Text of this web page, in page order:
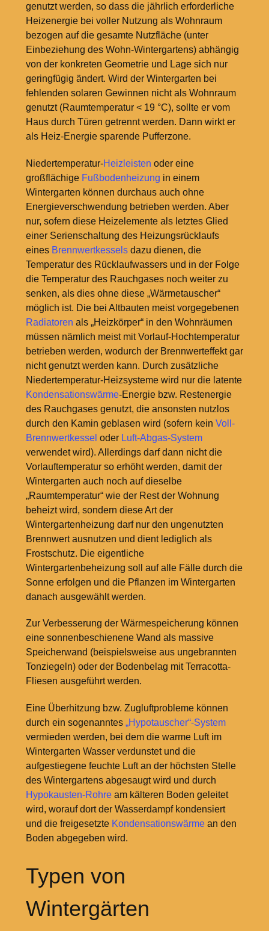
genutzt werden, so dass die jährlich erforderliche
Heizenergie bei voller Nutzung als Wohnraum
bezogen auf die gesamte Nutzfläche (unter
Einbeziehung des Wohn-Wintergartens) abhängig
von der konkreten Geometrie und Lage sich nur
geringfügig ändert. Wird der Wintergarten bei
fehlenden solaren Gewinnen nicht als Wohnraum
genutzt (Raumtemperatur < 19 °C), sollte er vom
Haus durch Türen getrennt werden. Dann wirkt er
als Heiz-Energie sparende Pufferzone.
Niedertemperatur-Heizleisten oder eine
großflächige Fußbodenheizung in einem
Wintergarten können durchaus auch ohne
Energieverschwendung betrieben werden. Aber
nur, sofern diese Heizelemente als letztes Glied
einer Serienschaltung des Heizungsrücklaufs
eines Brennwertkesselsdazu dienen, die
Temperatur des Rücklaufwassers und in der Folge
die Temperatur des Rauchgases noch weiter zu
senken, als dies ohne diese „Wärmetauscher“
möglich ist. Die bei Altbauten meist vorgegebenen
Radiatoren als „Heizkörper“ in den Wohnräumen
müssen nämlich meist mit Vorlauf-Hochtemperatur
betrieben werden, wodurch der Brennwerteffekt gar
nicht genutzt werden kann. Durch zusätzliche
Niedertemperatur-Heizsysteme wird nur die latente
Kondensationswärme-Energie bzw. Restenergie
des Rauchgases genutzt, die ansonsten nutzlos
durch den Kamin geblasen wird (sofern kein Voll-
Brennwertkessel oder Luft-Abgas-System
verwendet wird). Allerdings darf dann nicht die
Vorlauftemperatur so erhöht werden, damit der
Wintergarten auch noch auf dieselbe
„Raumtemperatur“ wie der Rest der Wohnung
beheizt wird, sondern diese Art der
Wintergartenheizung darf nur den ungenutzten
Brennwert ausnutzen und dient lediglich als
Frostschutz. Die eigentliche
Wintergartenbeheizung soll auf alle Fälle durch die
Sonne erfolgen und die Pflanzen im Wintergarten
danach ausgewählt werden.
Zur Verbesserung der Wärmespeicherung können
eine sonnenbeschienene Wand als massive
Speicherwand (beispielsweise aus ungebrannten
Tonziegeln) oder der Bodenbelag mit Terracotta-
Fliesen ausgeführt werden.
Eine Überhitzung bzw. Zugluftprobleme können
durch ein sogenanntes „Hypotauscher“-System
vermieden werden, bei dem die warme Luft im
Wintergarten Wasser verdunstet und die
aufgestiegene feuchte Luft an der höchsten Stelle
des Wintergartens abgesaugt wird und durch
Hypokausten-Rohream kälteren Boden geleitet
wird, worauf dort der Wasserdampf kondensiert
und die freigesetzte Kondensationswärmean den
Boden abgegeben wird.
Typen von
Wintergärten